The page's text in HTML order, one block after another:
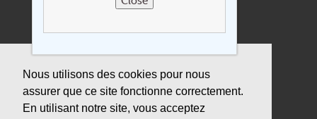
Nous utilisons des cookies pour nous
assurer que ce site fonctionne correctement.
En utilisant notre site, vous acceptez
Assurance